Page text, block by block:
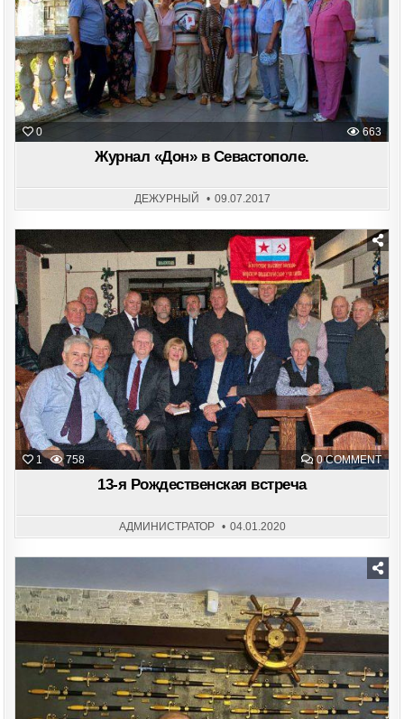
0 663
Журнал «Дон» в Севастополе.
ДЕЖУРНЫЙ 09.07.2017
1 758 0 COMMENTON
13-
Posted
in
13-я Рождественская встреча
АДМИНИСТРАТОР 04.01.2020
Posted
in